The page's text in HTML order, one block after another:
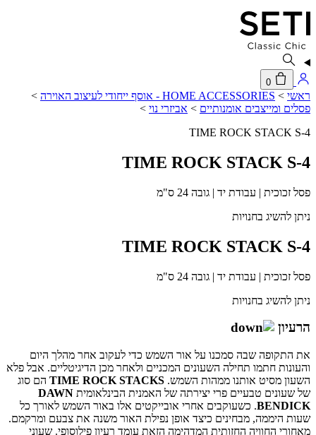
0
ראשי > HOME ACCESSORIES - אוסף ייחודי לעיצוב האוירה
>
פסלים ומייצבים אומנותיים > אביזרי נוי >
TIME ROCK STACK S-4
TIME ROCK STACK S-4
פסל זכוכית | עבודת יד | גובה 24 ס"מ
ניתן להשיג בחנויות
TIME ROCK STACK S-4
פסל זכוכית | עבודת יד | גובה 24 ס"מ
ניתן להשיג בחנויות
הרעיון
את התקופה שבה סמכנו על אור השמש כדי לעקוב אחר מהלך היום
והעונות חתמו תחילה השעונים המכניים ולאחר מכן הדיגיטליים. אבל פלא
השעון מסיט אותנו ממהות השמש. TIME ROCK STACKS הם סוג
של שעונים טבעיים פרי יצירתה של האמנית הבינלאומית DAWN
BENDICK. כשעוקבים אחרי אובייקטים אלו באור השמש לאורך כל
שעות היממה, מבחינים כיצד אופן נפילת האור משנה את צבעם ומרקמם.
מאחורי החוויה החזותית המדהימה הזאת עומד רעיון פילוסופי. שעוני